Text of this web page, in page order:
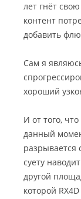
лет гнёт
контент
добавить
Сам я
хороший
И от того,
данный
разрывается
суету
другой
которой